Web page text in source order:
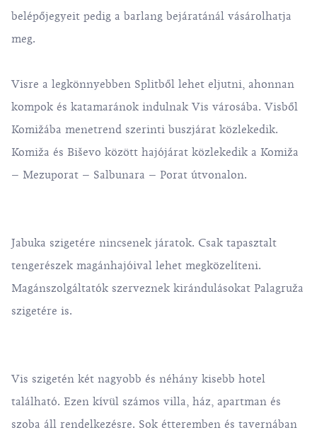
belépőjegyeit pedig a barlang bejáratánál vásárolhatja
meg.
Visre a legkönnyebben Splitből lehet eljutni, ahonnan
kompok és katamaránok indulnak Vis városába. Visből
Komižába menetrend szerinti buszjárat közlekedik.
Komiža és Biševo között hajójárat közlekedik a Komiža
– Mezuporat – Salbunara – Porat útvonalon.
Jabuka szigetére nincsenek járatok. Csak tapasztalt
tengerészek magánhajóival lehet megközelíteni.
Magánszolgáltatók szerveznek kirándulásokat Palagruža
szigetére is.
Vis szigetén két nagyobb és néhány kisebb hotel
található. Ezen kívül számos villa, ház, apartman és
szoba áll rendelkezésre. Sok étteremben és tavernában